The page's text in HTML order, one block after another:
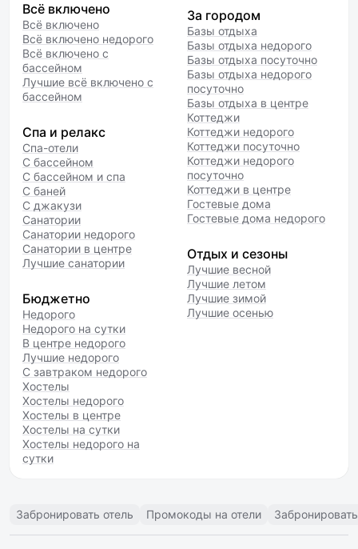
Всё включено
Всё включено
Всё включено недорого
Всё включено с
бассейном
Лучшие всё включено с
бассейном
Спа и релакс
Спа-отели
С бассейном
С бассейном и спа
С баней
С джакузи
Санатории
Санатории недорого
Санатории в центре
Лучшие санатории
Бюджетно
Недорого
Недорого на сутки
В центре недорого
Лучшие недорого
С завтраком недорого
Хостелы
Хостелы недорого
Хостелы в центре
Хостелы на сутки
Хостелы недорого на
сутки
За городом
Базы отдыха
Базы отдыха недорого
Базы отдыха посуточно
Базы отдыха недорого
посуточно
Базы отдыха в центре
Коттеджи
Коттеджи недорого
Коттеджи посуточно
Коттеджи недорого
посуточно
Коттеджи в центре
Гостевые дома
Гостевые дома недорого
Отдых и сезоны
Лучшие весной
Лучшие летом
Лучшие зимой
Лучшие осенью
Забронировать отель Промокоды на отели